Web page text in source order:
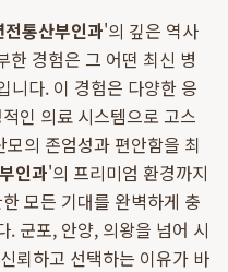
통산부인과'의 깊은 역사
한 경험은 그 어떤 최신 병
니다. 이 경험은 다양한 응
인 의료 시스템으로 고스
의 존엄성과 편안함을 최
인과'의 프리미엄 환경까지
모든 기대를 완벽하게 충
. 군포, 안양, 의왕을 넘어 시
뢰하고 선택하는 이유가 바